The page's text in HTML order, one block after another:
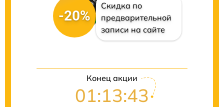
-20%
Скидка по
предварительной
записи на сайте
Конец акции
01:13:42